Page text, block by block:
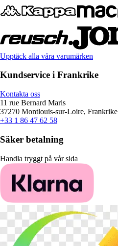
Upptäck alla våra varumärken
Kundservice i Frankrike
Kontakta oss
11 rue Bernard Maris
37270 Montlouis-sur-Loire, Frankrike
+33 1 86 47 62 58
Säker betalning
Handla tryggt på vår sida